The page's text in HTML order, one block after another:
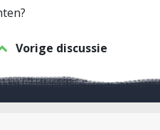
Vorige discussie